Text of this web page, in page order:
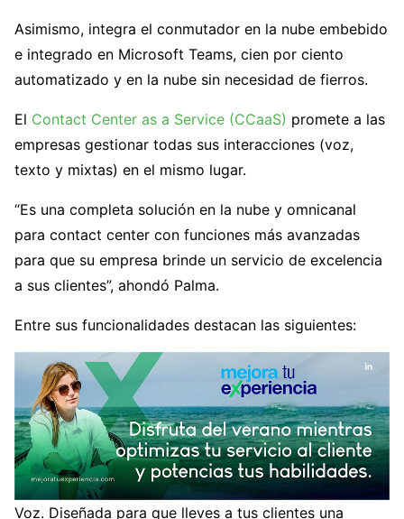
Asimismo, integra el conmutador en la nube embebido
e integrado en Microsoft Teams, cien por ciento
automatizado y en la nube sin necesidad de fierros.
El Contact Center as a Service (CCaaS) promete a las
empresas gestionar todas sus interacciones (voz,
texto y mixtas) en el mismo lugar.
“Es una completa solución en la nube y omnicanal
para contact center con funciones más avanzadas
para que su empresa brinde un servicio de excelencia
a sus clientes”, ahondó Palma.
Entre sus funcionalidades destacan las siguientes:
Voz. Diseñada para que lleves a tus clientes una